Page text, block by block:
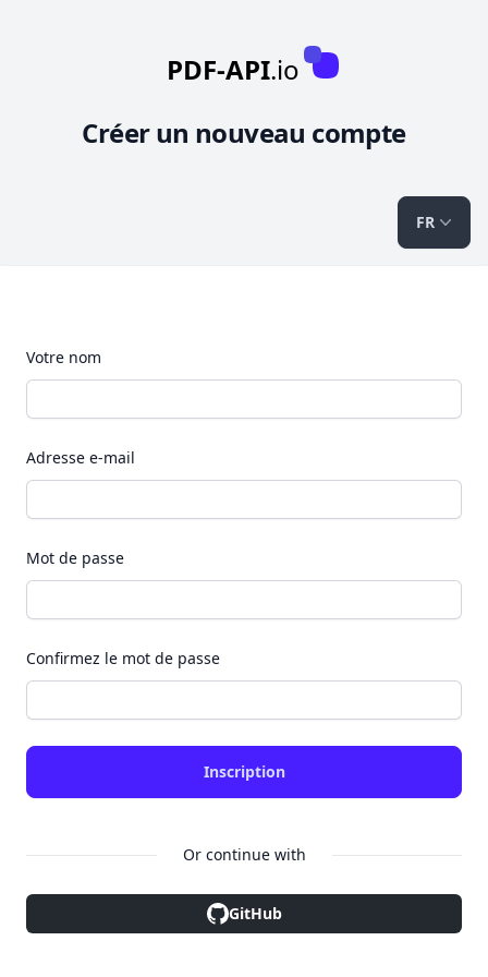
PDF-API.io
Créer un nouveau compte
FR
Votre nom
Adresse e-mail
Mot de passe
Confirmez le mot de passe
Inscription
Or continue with
GitHub